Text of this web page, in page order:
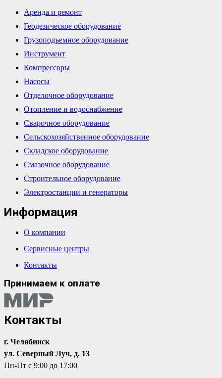
Аренда и ремонт
Геодезическое оборудование
Грузоподъемное оборудование
Инструмент
Компрессоры
Насосы
Отделочное оборудование
Отопление и водоснабжение
Сварочное оборудование
Сельскохозяйственное оборудование
Складское оборудование
Смазочное оборудование
Строительное оборудование
Электростанции и генераторы
Информация
О компании
Сервисные центры
Контакты
Принимаем к оплате
Контакты
г. Челябинск
ул. Северный Луч, д. 13
Пн-Пт с 9:00 до 17:00